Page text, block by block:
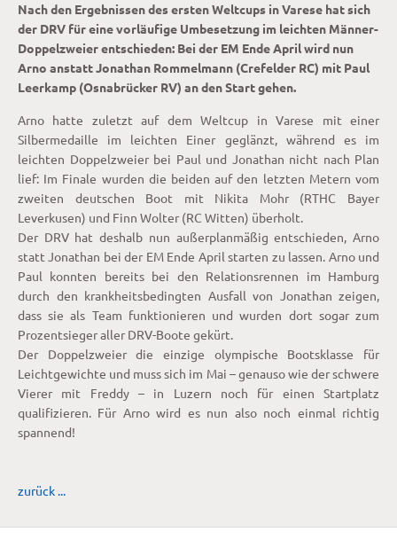
Nach den Ergebnissen des ersten Weltcups in Varese hat sich
der DRV für eine vorläufige Umbesetzung im leichten Männer-
Doppelzweier entschieden: Bei der EM Ende April wird nun
Arno anstatt Jonathan Rommelmann (Crefelder RC) mit Paul
Leerkamp (Osnabrücker RV) an den Start gehen.
Arno hatte zuletzt auf dem Weltcup in Varese mit einer
Silbermedaille im leichten Einer geglänzt, während es im
leichten Doppelzweier bei Paul und Jonathan nicht nach Plan
lief: Im Finale wurden die beiden auf den letzten Metern vom
zweiten deutschen Boot mit Nikita Mohr (RTHC Bayer
Leverkusen) und Finn Wolter (RC Witten) überholt.
Der DRV hat deshalb nun außerplanmäßig entschieden, Arno
statt Jonathan bei der EM Ende April starten zu lassen. Arno und
Paul konnten bereits bei den Relationsrennen im Hamburg
durch den krankheitsbedingten Ausfall von Jonathan zeigen,
dass sie als Team funktionieren und wurden dort sogar zum
Prozentsieger aller DRV-Boote gekürt.
Der Doppelzweier die einzige olympische Bootsklasse für
Leichtgewichte und muss sich im Mai – genauso wie der schwere
Vierer mit Freddy – in Luzern noch für einen Startplatz
qualifizieren. Für Arno wird es nun also noch einmal richtig
spannend!
zurück ...